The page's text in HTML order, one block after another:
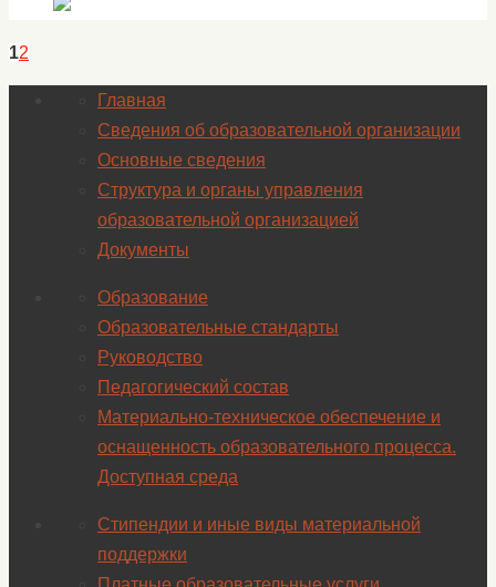
12
Главная
Сведения об образовательной организации
Основные сведения
Структура и органы управления
образовательной организацией
Документы
Образование
Образовательные стандарты
Руководство
Педагогический состав
Материально-техническое обеспечение и
оснащенность образовательного процесса.
Доступная среда
Стипендии и иные виды материальной
поддержки